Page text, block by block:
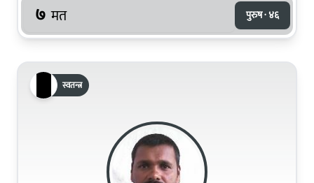
७ मत पुरुष · ४६
स्वतन्त्र